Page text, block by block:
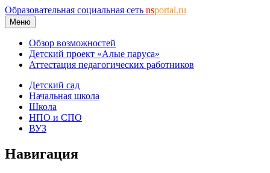
Образовательная социальная сеть nsportal.ru
Меню
Обзор возможностей
Детский проект «Алые паруса»
Аттестация педагогических работников
Детский сад
Начальная школа
Школа
НПО и СПО
ВУЗ
Навигация